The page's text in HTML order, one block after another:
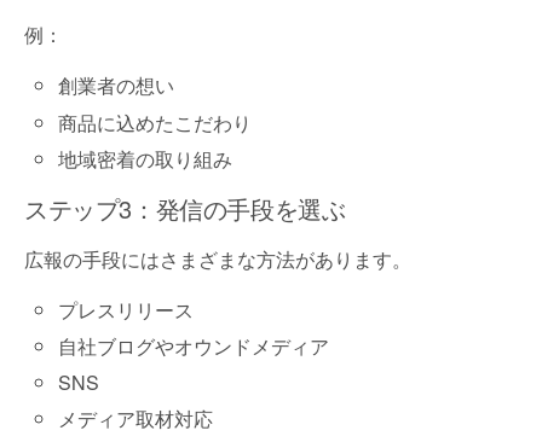
例：
創業者の想い
商品に込めたこだわり
地域密着の取り組み
ステップ3：発信の手段を選ぶ
広報の手段にはさまざまな方法があります。
プレスリリース
自社ブログやオウンドメディア
SNS
メディア取材対応